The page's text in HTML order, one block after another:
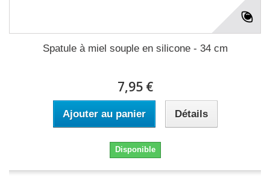
Spatule à miel souple en silicone - 34 cm
7,95 €
Ajouter au panier Détails
Disponible